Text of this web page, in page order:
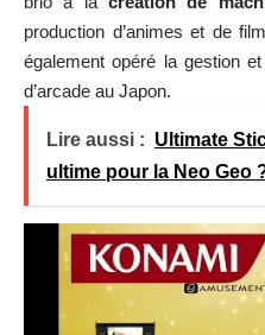
production d’animes et de
également opéré la gestion
d’arcade au Japon.
Lire aussi : Ultimate
ultime pour la Neo Geo